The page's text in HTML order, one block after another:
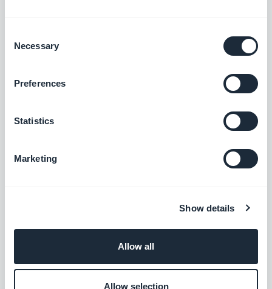
Selection
Necessary
Preferences
Statistics
Marketing
Show details
Allow all
Allow selection